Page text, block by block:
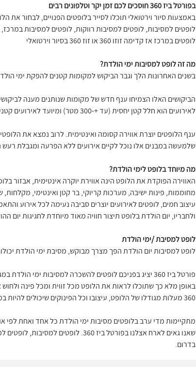
בפורטל ביז 360 חוסכים לכם זמן יקר וטלפונים רבים
באמצעות סיור וירטואלי תוכלו לסייר בלופטים הפנויים, לבחור את
לופטים למסיבות, לופטים למסיבות רווקות, לופטים למסיבות
לופטים במרכז אז קדימה זוזו 360 או זוז 360 בסיור וירטואלי
מה זה לופט למסיבות ימי הולדת?
בשנים האחרונות הלך וגבר הביקוש למקומות קטנים להפקת ימי
הביקושים האלו הצמיחו ענף חדש של מקומות שנותנים מענה
לאירועים הוא חלל קטן יחסית (עד +-300 מטר) ומיועד לאירועים קטנים, מיוחדים ואינטימיים.
ענף הלופטים יוצרת אווירה קסומה ואינטימית. לרוב נמצא את
שלמעשה במבנים אלו נוכל לקיים אירועים ללא הפרעה ומגבלת רעש
מה מיוחד בלופט לימי הולדת?
האווירה הפוקדת את הלופט הינה אווירת יוקרה אינטימית, אבזור
מחוממות, פינות ישיבה, מערכות קריוקי, בר קטן ואינטימי,
עיצוב חמים, לופטים לאירועים יוצרים סביבה נעימה לכל אירוע
ולחבריו, יום הולדת בלופט תיצור חוויה מאוד מיוחדת לחגיגות
לופט למסיבת /ימי הולדת
לופט למסיבות יום הולדת הפך מצרך מבוקש, מסיבת ימי הולדת
באופן מלא כך שתוכלו לראות את הלופט מכל זווית ומכל פינה
360 מעלות מגודלו של הלופט, עיצובו וכל הפינוקים שיכולים להיות במסיבת הימי הולדת שתחליטו לקיים בלופט.
מתקיימות מדי ערב בלופטים מסיבות ימי הולדת כל אחד ואחת לפי
שאנו גאים לארח אצלנו בפורטל ביז
בדרום.